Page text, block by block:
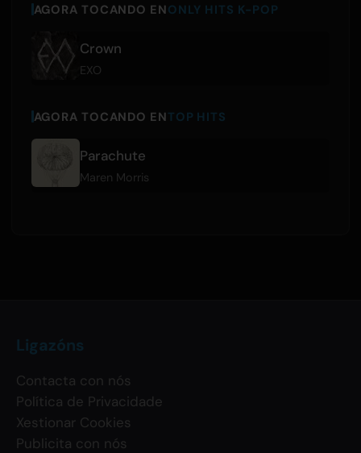
AGORA TOCANDO ENONLY HITS K-POP
Crown
EXO
AGORA TOCANDO ENTOP HITS
Parachute
Maren Morris
Ligazóns
Contacta con nós
Política de Privacidade
Xestionar Cookies
Publicita con nós